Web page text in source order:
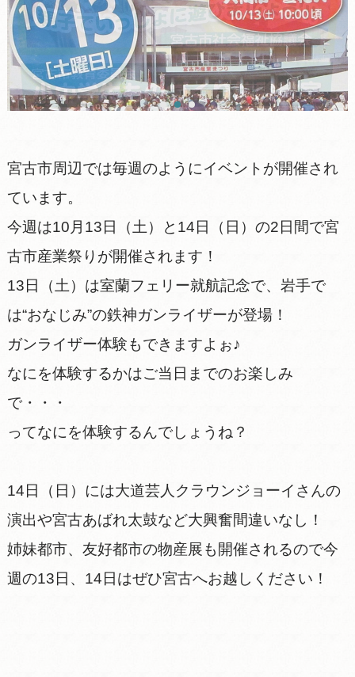
宮古市周辺では毎週のようにイベントが開催され
ています。
今週は10月13日（土）と14日（日）の2日間で宮
古市産業祭りが開催されます！
13日（土）は室蘭フェリー就航記念で、岩手で
は“おなじみ”の鉄神ガンライザーが登場！
ガンライザー体験もできますよぉ♪
なにを体験するかはご当日までのお楽しみ
で・・・
ってなにを体験するんでしょうね？
14日（日）には大道芸人クラウンジョーイさんの
演出や宮古あばれ太鼓など大興奮間違いなし！
姉妹都市、友好都市の物産展も開催されるので今
週の13日、14日はぜひ宮古へお越しください！